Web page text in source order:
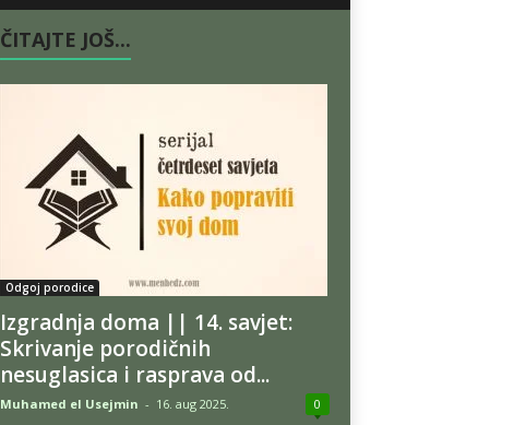
ČITAJTE JOŠ...
Odgoj porodice
Izgradnja doma || 14. savjet:
Skrivanje porodičnih
nesuglasica i rasprava od...
Muhamed el Usejmin - 16. aug 2025. 0